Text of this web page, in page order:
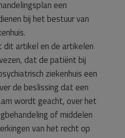
een
bij het bestuur van
artikel en de artikelen
dat de patiënt bij
ziekenhuis een
de beslissing dat een
wordt geacht, over het
of middelen
van het recht op